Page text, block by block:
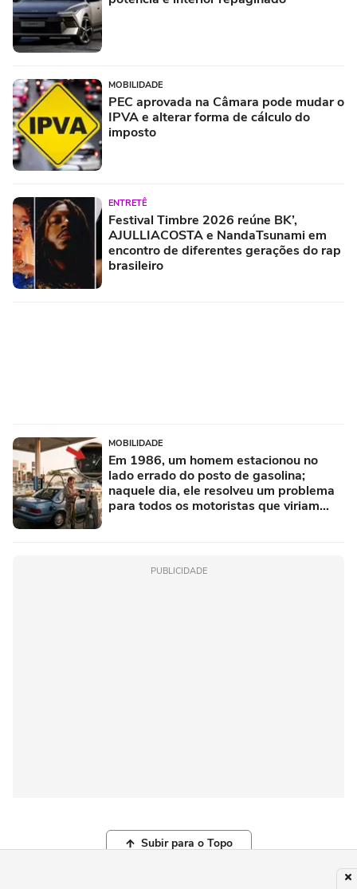
MOBILIDADE
PEC aprovada na Câmara pode mudar o
IPVA e alterar forma de cálculo do
imposto
ENTRETÊ
Festival Timbre 2026 reúne BK’,
AJULLIACOSTA e NandaTsunami em
encontro de diferentes gerações do rap
brasileiro
MOBILIDADE
Em 1986, um homem estacionou no
lado errado do posto de gasolina;
naquele dia, ele resolveu um problema
para todos os motoristas que viriam
PUBLICIDADE
Subir para o Topo